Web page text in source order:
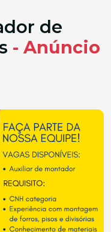
de
- Anúncio